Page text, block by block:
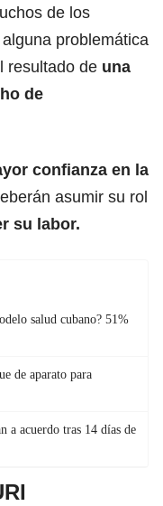
de los
problemática
resultado de una
de
confianza en la
asumir su rol
su labor.
salud cubano? 51%
de aparato para
a acuerdo tras 14 días de